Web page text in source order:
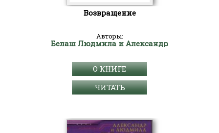
Возвращение
Авторы:
Белаш Людмила и Александр
О КНИГЕ
ЧИТАТЬ